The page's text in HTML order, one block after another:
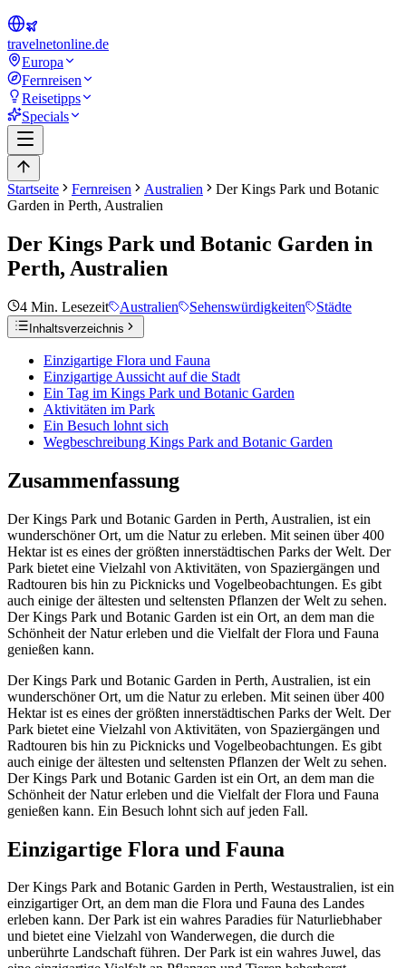
travelnetonline.de
Europa
Fernreisen
Reisetipps
Specials
Startseite Fernreisen Australien
Der Kings Park und Botanic
Garden in Perth, Australien
Der Kings Park und Botanic Garden in
Perth, Australien
4 Min. Lesezeit Australien Sehenswürdigkeiten Städte
Inhaltsverzeichnis
Einzigartige Flora und Fauna
Einzigartige Aussicht auf die Stadt
Ein Tag im Kings Park und Botanic Garden
Aktivitäten im Park
Ein Besuch lohnt sich
Wegbeschreibung Kings Park and Botanic Garden
Zusammenfassung
Der Kings Park und Botanic Garden in Perth, Australien, ist ein
wunderschöner Ort, um die Natur zu erleben. Mit seinen über 400
Hektar ist es eines der größten innerstädtischen Parks der Welt. Der
Park bietet eine Vielzahl von Aktivitäten, von Spaziergängen und
Radtouren bis hin zu Picknicks und Vogelbeobachtungen. Es gibt
auch einige der ältesten und seltensten Pflanzen der Welt zu sehen.
Der Kings Park und Botanic Garden ist ein Ort, an dem man die
Schönheit der Natur erleben und die Vielfalt der Flora und Fauna
genießen kann.
Der Kings Park und Botanic Garden in Perth, Australien, ist ein
wunderschöner Ort, um die Natur zu erleben. Mit seinen über 400
Hektar ist es eines der größten innerstädtischen Parks der Welt. Der
Park bietet eine Vielzahl von Aktivitäten, von Spaziergängen und
Radtouren bis hin zu Picknicks und Vogelbeobachtungen. Es gibt
auch einige der ältesten und seltensten Pflanzen der Welt zu sehen.
Der Kings Park und Botanic Garden ist ein Ort, an dem man die
Schönheit der Natur erleben und die Vielfalt der Flora und Fauna
genießen kann. Ein Besuch lohnt sich auf jeden Fall.
Einzigartige Flora und Fauna
Der Kings Park and Botanic Garden in Perth, Westaustralien, ist ein
einzigartiger Ort, an dem man die Flora und Fauna des Landes
erleben kann. Der Park ist ein wahres Paradies für Naturliebhaber
und bietet eine Vielzahl von Wanderwegen, die durch die
unberührte Landschaft führen. Der Park ist ein wahres Juwel, das